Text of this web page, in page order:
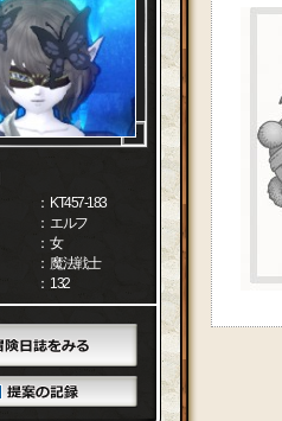
： KT457-183
： エルフ
： 女
： 魔法戦士
： 132